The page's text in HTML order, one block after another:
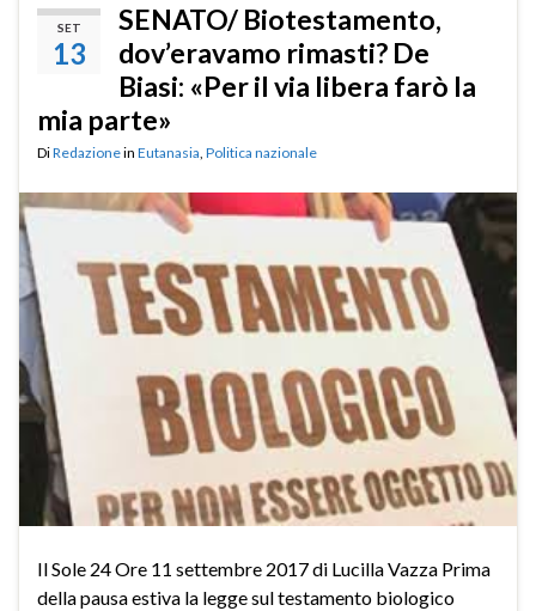
SET
13
SENATO/ Biotestamento,
dov’eravamo rimasti? De
Biasi: «Per il via libera farò la
mia parte»
DiRedazionein Eutanasia Politica nazionale
Il Sole 24 Ore 11 settembre 2017 di Lucilla Vazza Prima
della pausa estiva la legge sul testamento biologico